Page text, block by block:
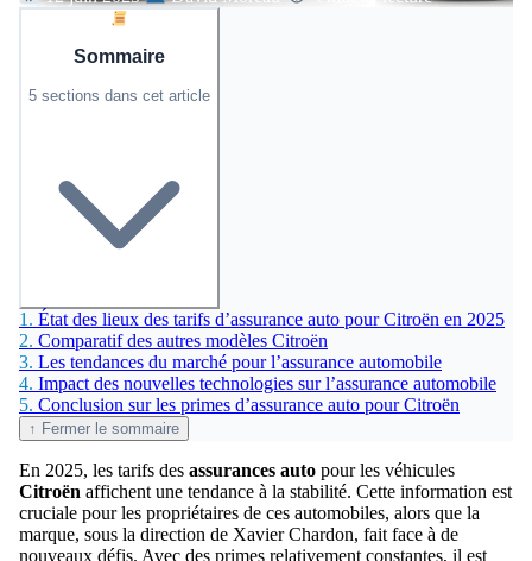
Sommaire
5 sections dans cet article
1. État des lieux des tarifs d’assurance auto pour Citroën en 2025
2. Comparatif des autres modèles Citroën
3. Les tendances du marché pour l’assurance automobile
4. Impact des nouvelles technologies sur l’assurance automobile
5. Conclusion sur les primes d’assurance auto pour Citroën
↑ Fermer le sommaire
En 2025, les tarifs des assurances auto pour les véhicules
Citroën affichent une tendance à la stabilité. Cette information est
cruciale pour les propriétaires de ces automobiles, alors que la
marque, sous la direction de Xavier Chardon, fait face à de
nouveaux défis. Avec des primes relativement constantes, il est